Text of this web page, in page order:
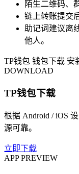
陌生二维码、
链上转账提交
助记词建议离
他人。
TP钱包 钱包下载 安
DOWNLOAD
TP钱包下载
根据 Android / iOS
源可靠。
立即下载
APP PREVIEW